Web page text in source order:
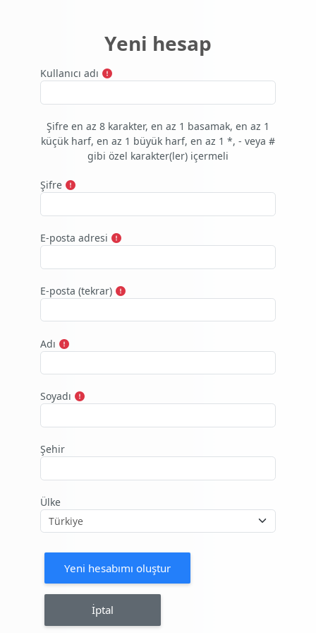
Yeni hesap
Kullanıcı adı
Şifre en az 8 karakter, en az 1 basamak, en az 1
küçük harf, en az 1 büyük harf, en az 1 *, - veya #
gibi özel karakter(ler) içermeli
Şifre
E-posta adresi
E-posta (tekrar)
Adı
Soyadı
Şehir
Ülke